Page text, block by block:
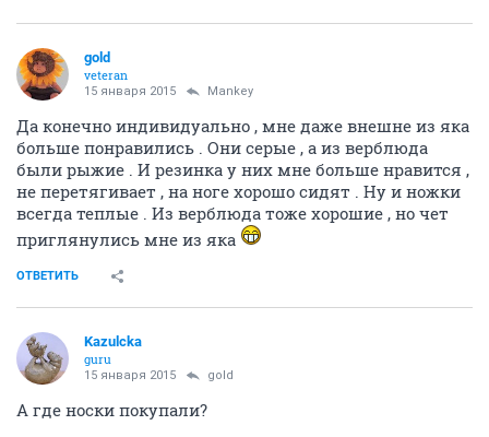
gold
veteran
15 января 2015 Mankey
Да конечно индивидуально , мне даже внешне из яка
больше понравились . Они серые , а из верблюда
были рыжие . И резинка у них мне больше нравится ,
не перетягивает , на ноге хорошо сидят . Ну и ножки
всегда теплые . Из верблюда тоже хорошие , но чет
приглянулись мне из яка
ОТВЕТИТЬ
Kazulcka
guru
15 января 2015 gold
А где носки покупали?